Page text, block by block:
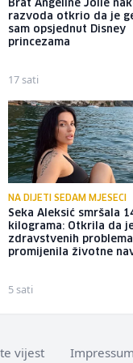
Brat Angeline Jolie
razvoda otkrio da je
sam opsjednut Disney
princezama
17 sati
NA DIJETI SEDAM MJESECI
Seka Aleksić smršala
kilograma: Otkrila da
zdravstvenih problema
promijenila životne
5 sati
vijest Impressum